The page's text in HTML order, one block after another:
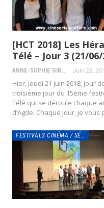
[HCT 2018] Les
Télé – Jour 3 (21/06/
ANNE-SOPHIE GIRAUD Juin 22,
Hier, jeudi 21 juin 2018, jour
troisième jour du 15ème
Télé qui se déroule chaque
d’Agde. Chaque jour, je